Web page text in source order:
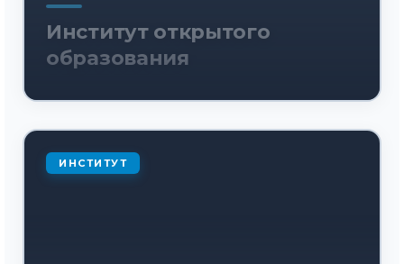
Институт открытого
образования
ИНСТИТУТ